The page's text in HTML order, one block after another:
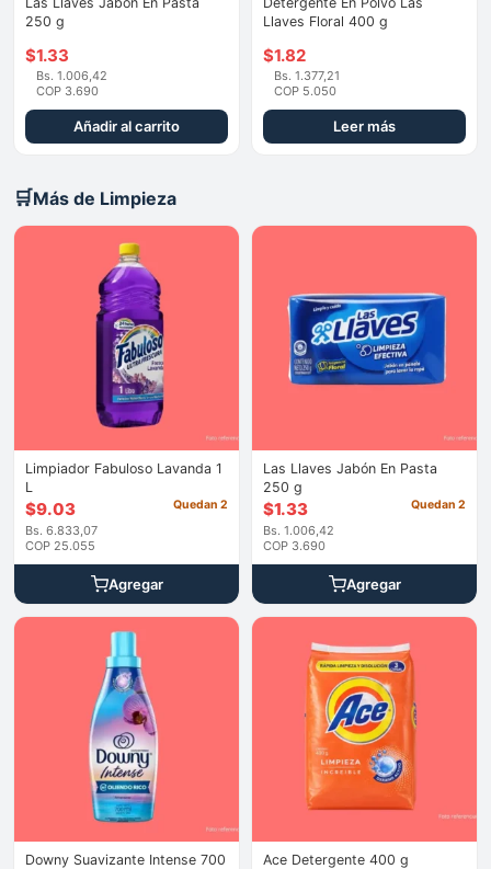
250 g
$1.33
Bs. 1.006,42
COP 3.690
Añadir al carrito
Llaves Floral 400 g
$1.82
Bs. 1.377,21
COP 5.050
Leer más
🛒Más de Limpieza
Limpiador Fabuloso Lavanda 1
L
$9.03
Bs. 6.833,07
COP 25.055
Quedan 2
Agregar
Las Llaves Jabón En Pasta
250 g
$1.33
Bs. 1.006,42
COP 3.690
Quedan 2
Agregar
Downy Suavizante Intense 700
Ace Detergente 400 g